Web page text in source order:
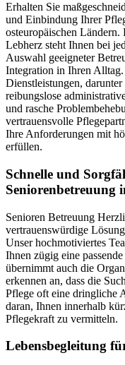
Erhalten Sie
und Einbindung Ihrer
osteuropäischen Ländern.
Lebherz steht Ihnen bei
Auswahl geeigneter
Integration in Ihren
Dienstleistungen,
reibungslose
und rasche
vertrauensvolle
Ihre Anforderungen mit
erfüllen.
Schnelle und
Seniorenbetreuung
Senioren Betreuung
vertrauenswürdige
Unser hochmotiviertes
Ihnen zügig eine
übernimmt auch die
erkennen an, dass die
Pflege oft eine dringliche
daran, Ihnen innerhalb
Pflegekraft zu vermitteln.
Lebensbegleitung